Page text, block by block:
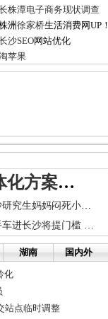
株潭电子商务现状调查
洲徐家桥生活消费网UP！
沙SEO网站优化
苹果
长株潭综合交通一体化方案征求意见会在株洲召开
长沙研究生妈妈闷死小宝宝 4次自杀未遂跳楼重伤
二手车进长沙将提门槛 不合标准将不予转移登记
湖南 国内外
化
站点临时调整